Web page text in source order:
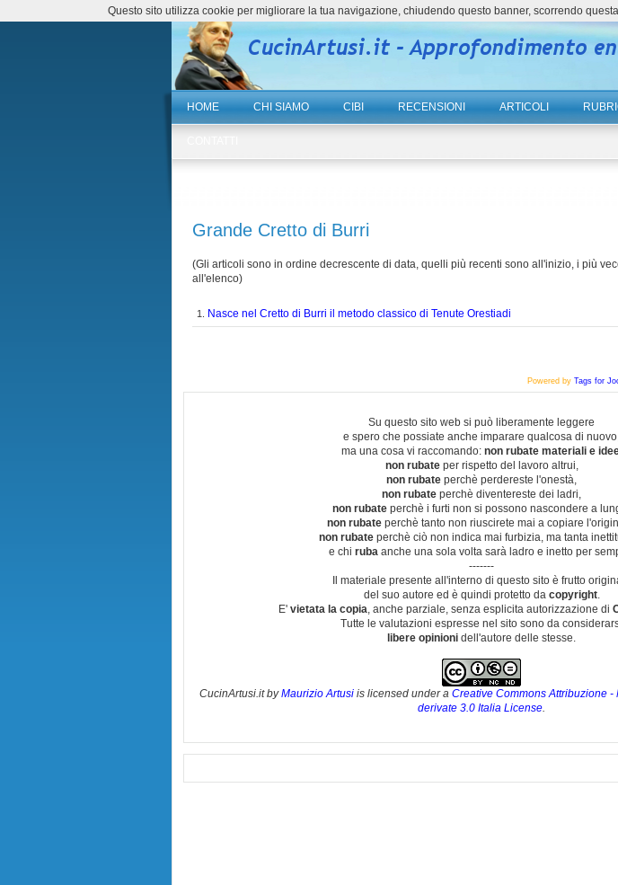
HOME CHI SIAMO CIBI RECENSIONI ARTICOLI
Grande Cretto di Burri
(Gli articoli sono in ordine decrescente di data, quelli più recenti sono all'inizio, i più
all'elenco)
1. Nasce nel Cretto di Burri il metodo classico di Tenute Orestiadi
Powered by Tags for
Su questo sito web si può liberamente leggere
e spero che possiate anche imparare qualcosa di
ma una cosa vi raccomando: non rubate materiali e
non rubateper rispetto del lavoro altrui,
non rubate perchè perdereste l'onestà,
non rubate perchè diventereste dei ladri,
non rubate perchè i furti non si possono nascondere a
non rubateperchè tanto non riuscirete mai a copiare
non rubateperchè ciò non indica mai furbizia, ma tanta
e chi ruba anche una sola volta sarà ladro e inetto per
-------
Il materiale presente all'interno di questo sito è frutto
del suo autore ed è quindi protetto da copyright.
E' vietata la copia, anche parziale, senza esplicita autorizzazione di
Tutte le valutazioni espresse nel sito sono da
libere opinioni dell'autore delle stesse.
CucinArtusi.itbyMaurizio Artusi is licensed under a Creative Commons Attribuzione
derivate 3.0 Italia License.
Questo sito utilizza cookie per migliorare la tua navigazione, chiudendo questo banner, scorrendo